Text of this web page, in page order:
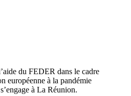
du FEDER dans le cadre
européenne à la pandémie
à La Réunion.